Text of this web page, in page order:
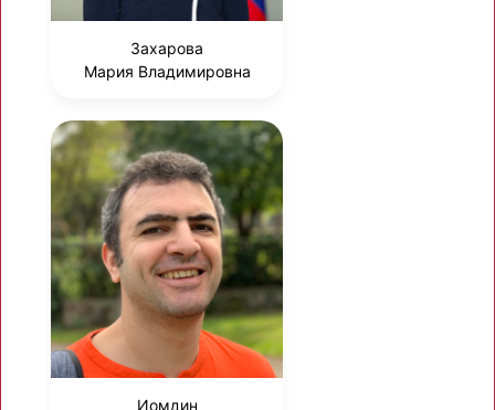
Захарова
Мария Владимировна
Иомдин